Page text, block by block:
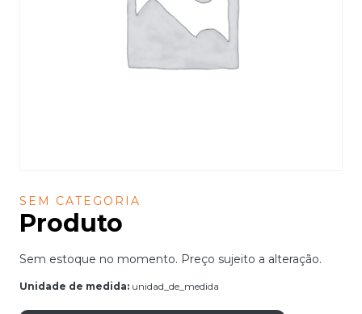
SEM CATEGORIA
Produto
Sem estoque no momento. Preço sujeito a alteração.
Unidade de medida: unidad_de_medida